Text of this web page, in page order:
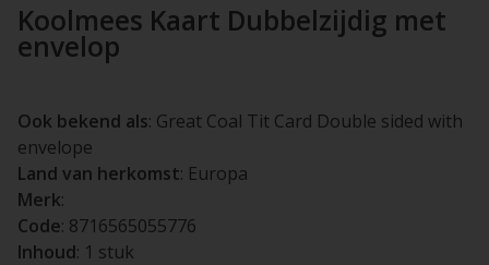
Koolmees Kaart Dubbelzijdig met
envelop
Ook bekend als: Great Coal Tit Card Double sided with
envelope
Land van herkomst: Europa
Merk:
Code: 8716565055776
Inhoud: 1 stuk